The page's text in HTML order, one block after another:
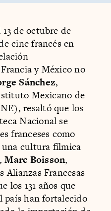
de octubre de
cine francés en
y México no
Sánchez,
Mexicano de
resaltó que los
Nacional se
franceses como
cultura fílmica
Marc Boisson,
Alianzas Francesas
los 131 años que
país han fortalecido